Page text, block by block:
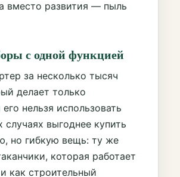
вместо развития — пыль
с одной функцией
за несколько тысяч
делает только
нельзя использовать
случаях выгоднее купить
но гибкую вещь: ту же
которая работает
как строительный